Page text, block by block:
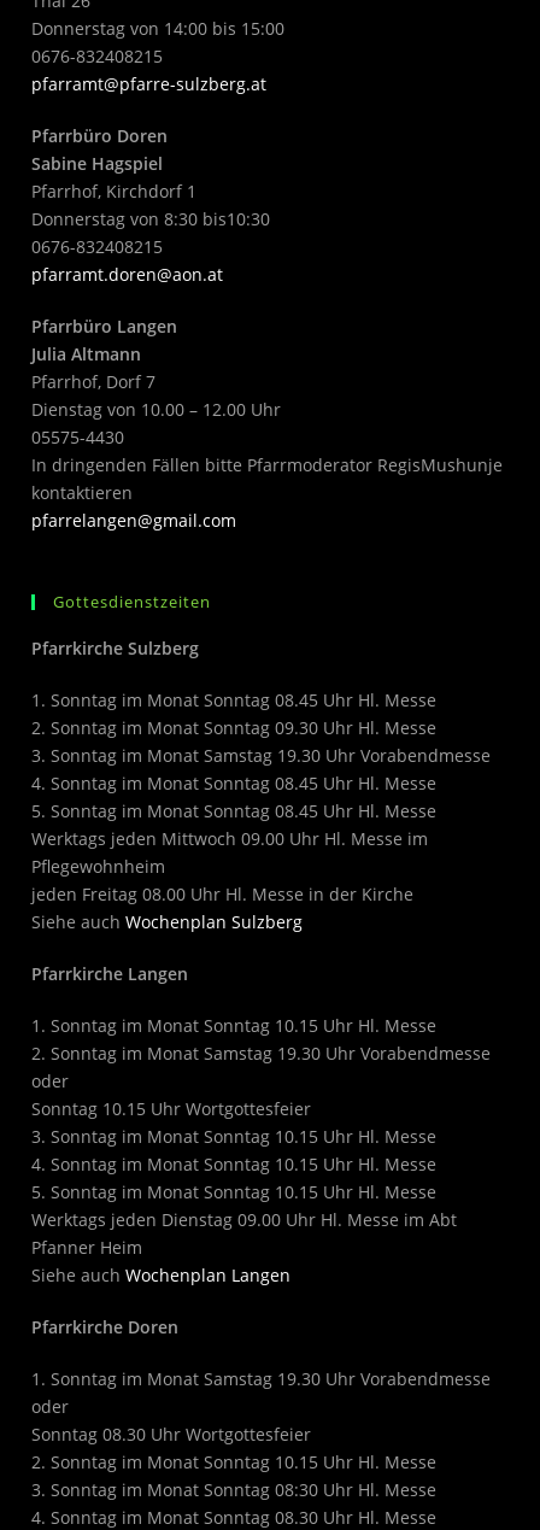
Donnerstag von 14:00 bis 15:00
0676-832408215
pfarramt@pfarre-sulzberg.at
Pfarrbüro Doren
Sabine Hagspiel
Pfarrhof, Kirchdorf 1
Donnerstag von 8:30 bis10:30
0676-832408215
pfarramt.doren@aon.at
Pfarrbüro Langen
Julia Altmann
Pfarrhof, Dorf 7
Dienstag von 10.00 – 12.00 Uhr
05575-4430
In dringenden Fällen bitte Pfarrmoderator RegisMushunje
kontaktieren
pfarrelangen@gmail.com
Gottesdienstzeiten
Pfarrkirche Sulzberg
1. Sonntag im Monat Sonntag 08.45 Uhr Hl. Messe
2. Sonntag im Monat Sonntag 09.30 Uhr Hl. Messe
3. Sonntag im Monat Samstag 19.30 Uhr Vorabendmesse
4. Sonntag im Monat Sonntag 08.45 Uhr Hl. Messe
5. Sonntag im Monat Sonntag 08.45 Uhr Hl. Messe
Werktags jeden Mittwoch 09.00 Uhr Hl. Messe im
Pflegewohnheim
jeden Freitag 08.00 Uhr Hl. Messe in der Kirche
Siehe auchWochenplan Sulzberg
Pfarrkirche Langen
1. Sonntag im Monat Sonntag 10.15 Uhr Hl. Messe
2. Sonntag im Monat Samstag 19.30 Uhr Vorabendmesse
oder
Sonntag 10.15 Uhr Wortgottesfeier
3. Sonntag im Monat Sonntag 10.15 Uhr Hl. Messe
4. Sonntag im Monat Sonntag 10.15 Uhr Hl. Messe
5. Sonntag im Monat Sonntag 10.15 Uhr Hl. Messe
Werktags jeden Dienstag 09.00 Uhr Hl. Messe im Abt
Pfanner Heim
Siehe auchWochenplan Langen
Pfarrkirche Doren
1. Sonntag im Monat Samstag 19.30 Uhr Vorabendmesse
oder
Sonntag 08.30 Uhr Wortgottesfeier
2. Sonntag im Monat Sonntag 10.15 Uhr Hl. Messe
3. Sonntag im Monat Sonntag 08:30 Uhr Hl. Messe
4. Sonntag im Monat Sonntag 08.30 Uhr Hl. Messe